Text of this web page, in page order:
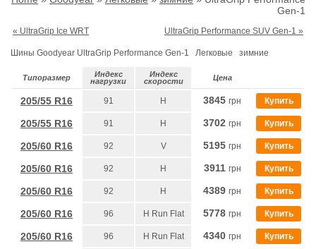
Gen-1
« UltraGrip Ice WRT UltraGrip Performance SUV Gen-1 »
Шины Goodyear UltraGrip Performance Gen-1 Легковые зимние
Типоразмер
Индекс
нагрузки
Индекс
скорости
Цена
205/55 R16 91 H 3845 грн Купить
205/55 R16 91 H 3702 грн Купить
205/60 R16 92 V 5195 грн Купить
205/60 R16 92 H 3911 грн Купить
205/60 R16 92 H 4389 грн Купить
205/60 R16 96 H Run Flat 5778 грн Купить
205/60 R16 96 H Run Flat 4340 грн Купить